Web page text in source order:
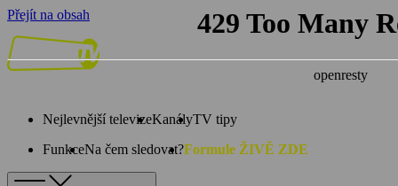
Přejít na obsah
Nejlevnější televizeKanályTV tipy
FunkceNa čem sledovat?Formule ŽIVĚ ZDE